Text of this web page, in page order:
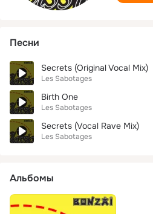
Песни
Secrets (Original Vocal Mix)
Les Sabotages
Birth One
Les Sabotages
Secrets (Vocal Rave Mix)
Les Sabotages
Альбомы